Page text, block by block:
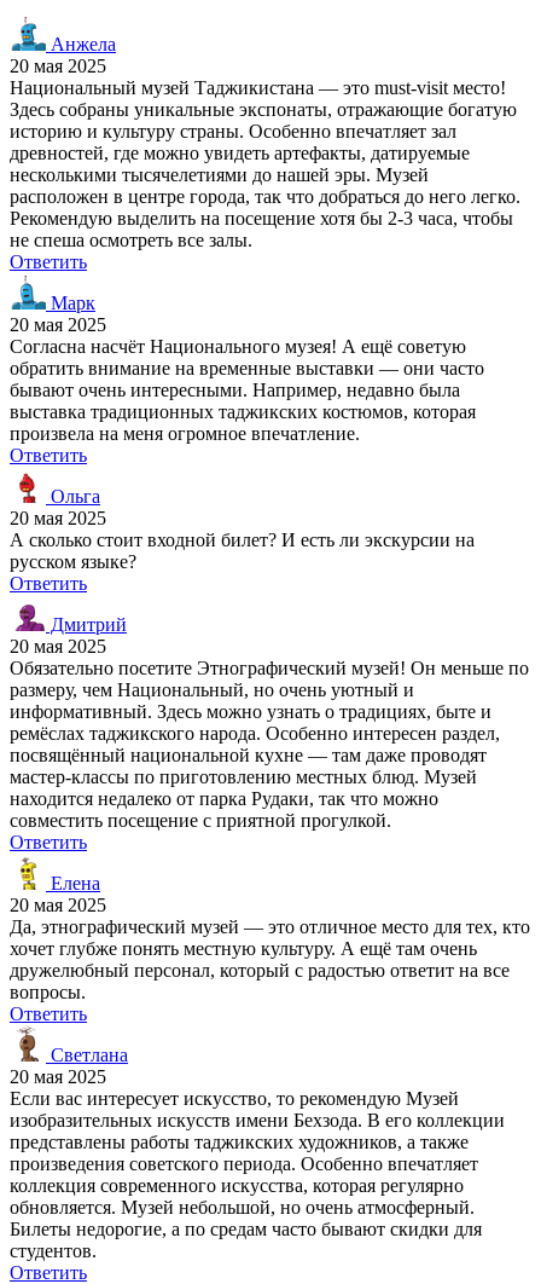
Анжела
20 мая 2025
Национальный музей Таджикистана — это must-visit место!
Здесь собраны уникальные экспонаты, отражающие богатую
историю и культуру страны. Особенно впечатляет зал
древностей, где можно увидеть артефакты, датируемые
несколькими тысячелетиями до нашей эры. Музей
расположен в центре города, так что добраться до него легко.
Рекомендую выделить на посещение хотя бы 2-3 часа, чтобы
не спеша осмотреть все залы.
Ответить
Марк
20 мая 2025
Согласна насчёт Национального музея! А ещё советую
обратить внимание на временные выставки — они часто
бывают очень интересными. Например, недавно была
выставка традиционных таджикских костюмов, которая
произвела на меня огромное впечатление.
Ответить
Ольга
20 мая 2025
А сколько стоит входной билет? И есть ли экскурсии на
русском языке?
Ответить
Дмитрий
20 мая 2025
Обязательно посетите Этнографический музей! Он меньше по
размеру, чем Национальный, но очень уютный и
информативный. Здесь можно узнать о традициях, быте и
ремёслах таджикского народа. Особенно интересен раздел,
посвящённый национальной кухне — там даже проводят
мастер-классы по приготовлению местных блюд. Музей
находится недалеко от парка Рудаки, так что можно
совместить посещение с приятной прогулкой.
Ответить
Елена
20 мая 2025
Да, этнографический музей — это отличное место для тех, кто
хочет глубже понять местную культуру. А ещё там очень
дружелюбный персонал, который с радостью ответит на все
вопросы.
Ответить
Светлана
20 мая 2025
Если вас интересует искусство, то рекомендую Музей
изобразительных искусств имени Бехзода. В его коллекции
представлены работы таджикских художников, а также
произведения советского периода. Особенно впечатляет
коллекция современного искусства, которая регулярно
обновляется. Музей небольшой, но очень атмосферный.
Билеты недорогие, а по средам часто бывают скидки для
студентов.
Ответить